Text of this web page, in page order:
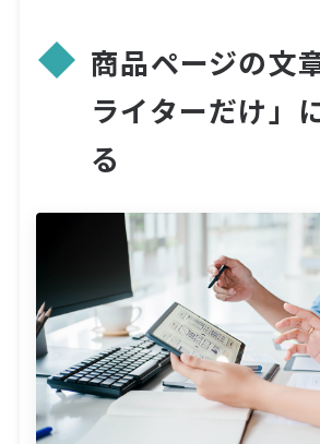
商品ページの文
ライターだけ」
る